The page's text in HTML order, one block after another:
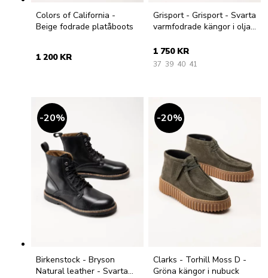
Colors of California -
Beige fodrade platåboots
1 200 KR
Grisport - Grisport - Svarta
varmfodrade kängor i oljat
1 750 KR
37 39 40 41
20%
Birkenstock - Bryson
Natural leather - Svarta
20%
Clarks - Torhill Moss D -
Gröna kängor i nubuck